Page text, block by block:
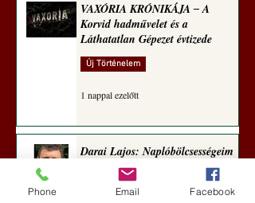
VAXÓRIA KRÓNIKÁJA ‒ A
Korvid hadművelet és a
Láthatatlan Gépezet évtizede
Új Történelem
1 nappal ezelőtt
Darai Lajos: Naplóbölcsességeim
Phone Email Facebook